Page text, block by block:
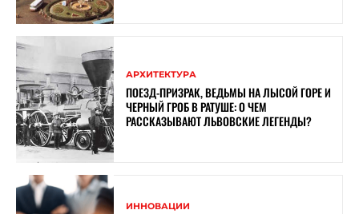
АРХИТЕКТУРА
ПОЕЗД-ПРИЗРАК, ВЕДЬМЫ НА ЛЫСОЙ ГОРЕ И
ЧЕРНЫЙ ГРОБ В РАТУШЕ: О ЧЕМ
РАССКАЗЫВАЮТ ЛЬВОВСКИЕ ЛЕГЕНДЫ?
ИННОВАЦИИ